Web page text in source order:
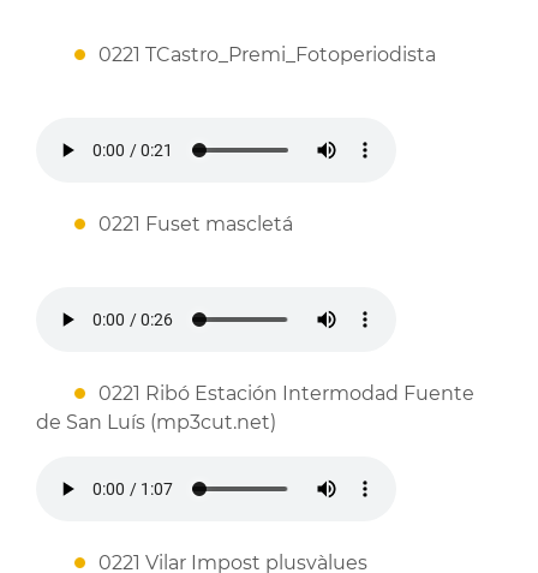
0221 TCastro_Premi_Fotoperiodista
0221 Fuset mascletá
0221 Ribó Estación Intermodad Fuente
de San Luís (mp3cut.net)
0221 Vilar Impost plusvàlues